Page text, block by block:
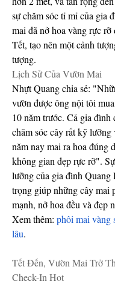
sự chăm sóc tỉ mỉ của gia
mai đã nở hoa vàng rực
Tết, tạo nên một cảnh
tượng.
Lịch Sử Của Vườn Mai
Nhựt Quang chia sẻ:
vườn được ông nội tôi
10 năm trước. Cả gia đình
chăm sóc cây rất kỹ lưỡng
năm nay mai ra hoa đúng
không gian đẹp rực rỡ".
lưỡng của gia đình Quang
trọng giúp những cây mai
mạnh, nở hoa đều và đẹp
Xem thêm: phôi mai vàng
lâu.
Tết Đến, Vườn Mai Trở
Check-In Hot